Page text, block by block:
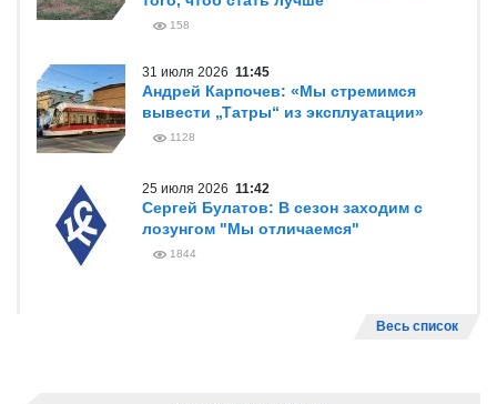
158
31 июля 2026 11:45
Андрей Карпочев: «Мы стремимся
вывести „Татры“ из эксплуатации»
1128
25 июля 2026 11:42
Сергей Булатов: В сезон заходим с
лозунгом "Мы отличаемся"
1844
Весь список